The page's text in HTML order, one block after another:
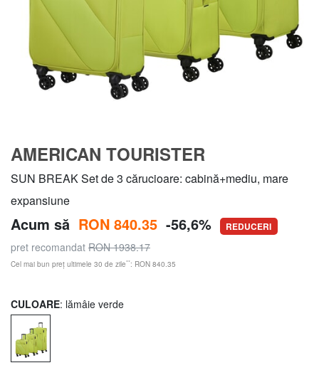
AMERICAN TOURISTER
SUN BREAK Set de 3 cărucioare: cabină+mediu, mare
expansiune
Acum să RON 840.35 -56,6% REDUCERI
pret recomandat RON 1938.17
Cel mai bun preț ultimele 30 de zile**: RON 840.35
CULOARE: lămâie verde